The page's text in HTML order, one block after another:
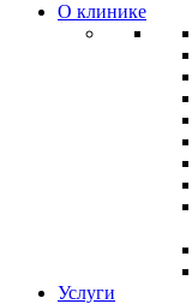
О клинике
Услуги